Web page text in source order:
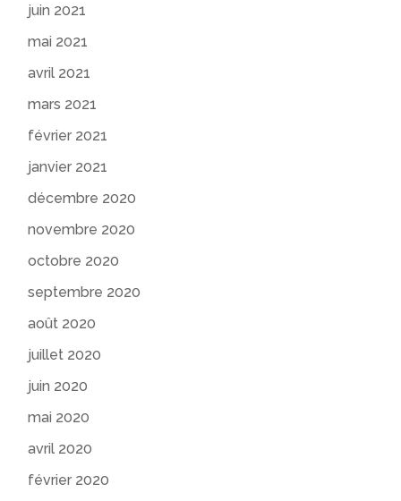
juin 2021
mai 2021
avril 2021
mars 2021
février 2021
janvier 2021
décembre 2020
novembre 2020
octobre 2020
septembre 2020
août 2020
juillet 2020
juin 2020
mai 2020
avril 2020
février 2020